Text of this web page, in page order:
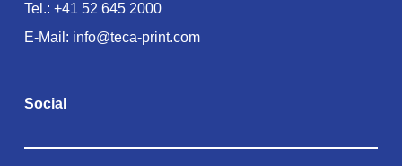
Tel.: +41 52 645 2000
E-Mail: info@teca-print.com
Social